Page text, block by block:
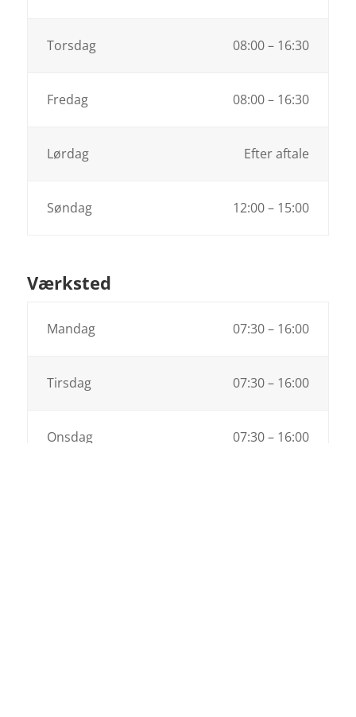
Torsdag 08:00 – 16:30
Fredag 08:00 – 16:30
Lørdag Efter aftale
Søndag 12:00 – 15:00
Værksted
Mandag 07:30 – 16:00
Tirsdag 07:30 – 16:00
Onsdag 07:30 – 16:00